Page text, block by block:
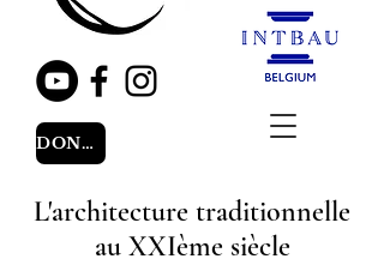
DONATE
L'architecture traditionnelle
au XXIème siècle